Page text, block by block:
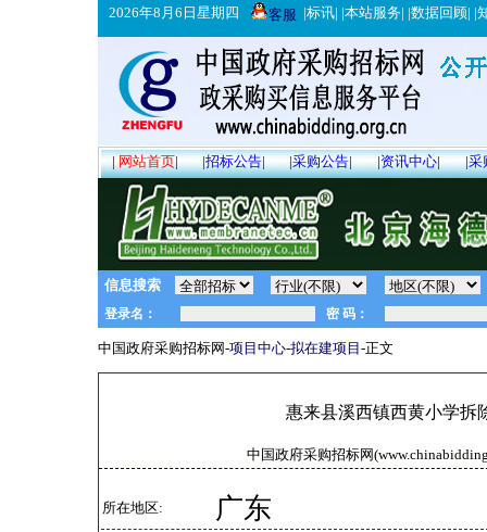
2026年8月6日星期四 客服 |标讯| |本站服务| |数据回顾| |
|网站首页| |招标公告| |采购公告| |资讯中心| |采
信息搜索
中国政府采购招标网-项目中心-拟在建项目 -正文
惠来县溪西镇西黄小学拆
中国政府采购招标网
所在地区: 广东